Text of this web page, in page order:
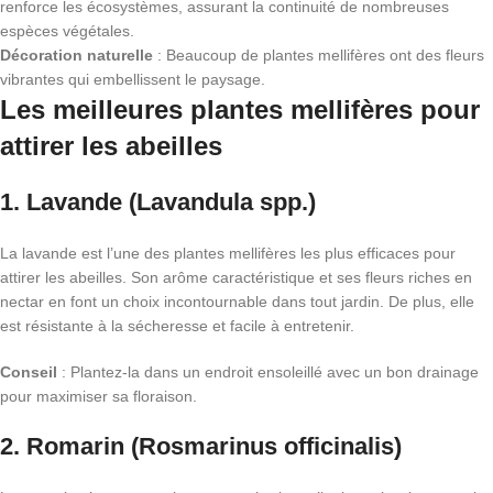
renforce les écosystèmes, assurant la continuité de nombreuses
espèces végétales.
Décoration naturelle : Beaucoup de plantes mellifères ont des fleurs
vibrantes qui embellissent le paysage.
Les meilleures plantes mellifères pour
attirer les abeilles
1. Lavande (Lavandula spp.)
La lavande est l’une des plantes mellifères les plus efficaces pour
attirer les abeilles. Son arôme caractéristique et ses fleurs riches en
nectar en font un choix incontournable dans tout jardin. De plus, elle
est résistante à la sécheresse et facile à entretenir.
Conseil : Plantez-la dans un endroit ensoleillé avec un bon drainage
pour maximiser sa floraison.
2. Romarin (Rosmarinus officinalis)